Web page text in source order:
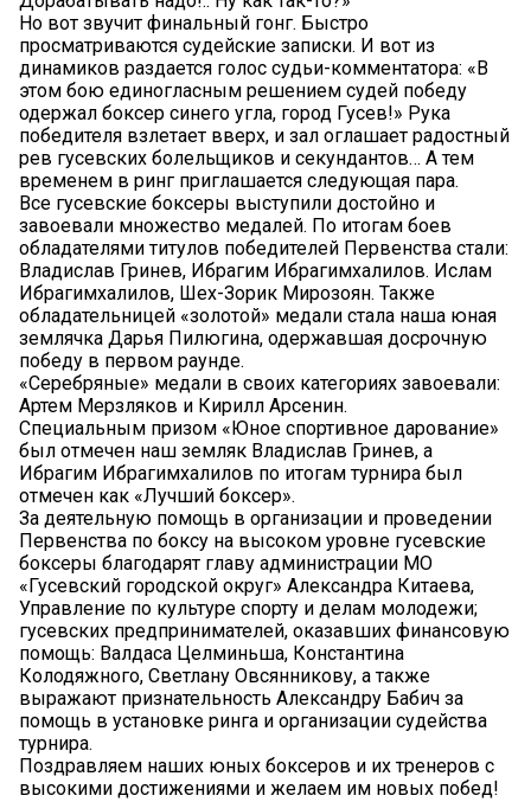
Но вот звучит финальный гонг. Быстро
просматриваются судейские записки. И вот из
динамиков раздается голос судьи-комментатора: «В
этом бою единогласным решением судей победу
одержал боксер синего угла, город Гусев!» Рука
победителя взлетает вверх, и зал оглашает радостный
рев гусевских болельщиков и секундантов… А тем
временем в ринг приглашается следующая пара.
Все гусевские боксеры выступили достойно и
завоевали множество медалей. По итогам боев
обладателями титулов победителей Первенства стали:
Владислав Гринев, Ибрагим Ибрагимхалилов. Ислам
Ибрагимхалилов, Шех-Зорик Мирозоян. Также
обладательницей «золотой» медали стала наша юная
землячка Дарья Пилюгина, одержавшая досрочную
победу в первом раунде.
«Серебряные» медали в своих категориях завоевали:
Артем Мерзляков и Кирилл Арсенин.
Специальным призом «Юное спортивное дарование»
был отмечен наш земляк Владислав Гринев, а
Ибрагим Ибрагимхалилов по итогам турнира был
отмечен как «Лучший боксер».
За деятельную помощь в организации и проведении
Первенства по боксу на высоком уровне гусевские
боксеры благодарят главу администрации МО
«Гусевский городской округ» Александра Китаева,
Управление по культуре спорту и делам молодежи;
гусевских предпринимателей, оказавших финансовую
помощь: Валдаса Целминьша, Константина
Колодяжного, Светлану Овсянникову, а также
выражают признательность Александру Бабич за
помощь в установке ринга и организации судейства
турнира.
Поздравляем наших юных боксеров и их тренеров с
высокими достижениями и желаем им новых побед!